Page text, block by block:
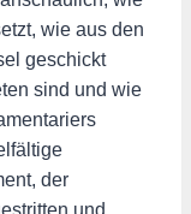
wie aus den
geschickt
sind und wie
der
und